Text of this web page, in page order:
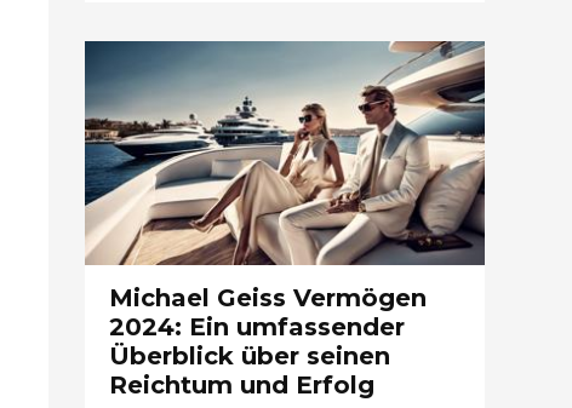
Michael Geiss Vermögen
2024: Ein umfassender
Überblick über seinen
Reichtum und Erfolg